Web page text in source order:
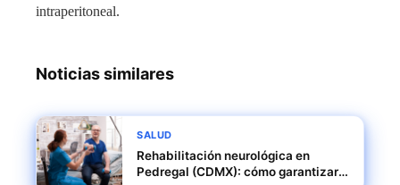
intraperitoneal.
Noticias similares
SALUD
Rehabilitación neurológica en
Pedregal (CDMX): cómo garantizar